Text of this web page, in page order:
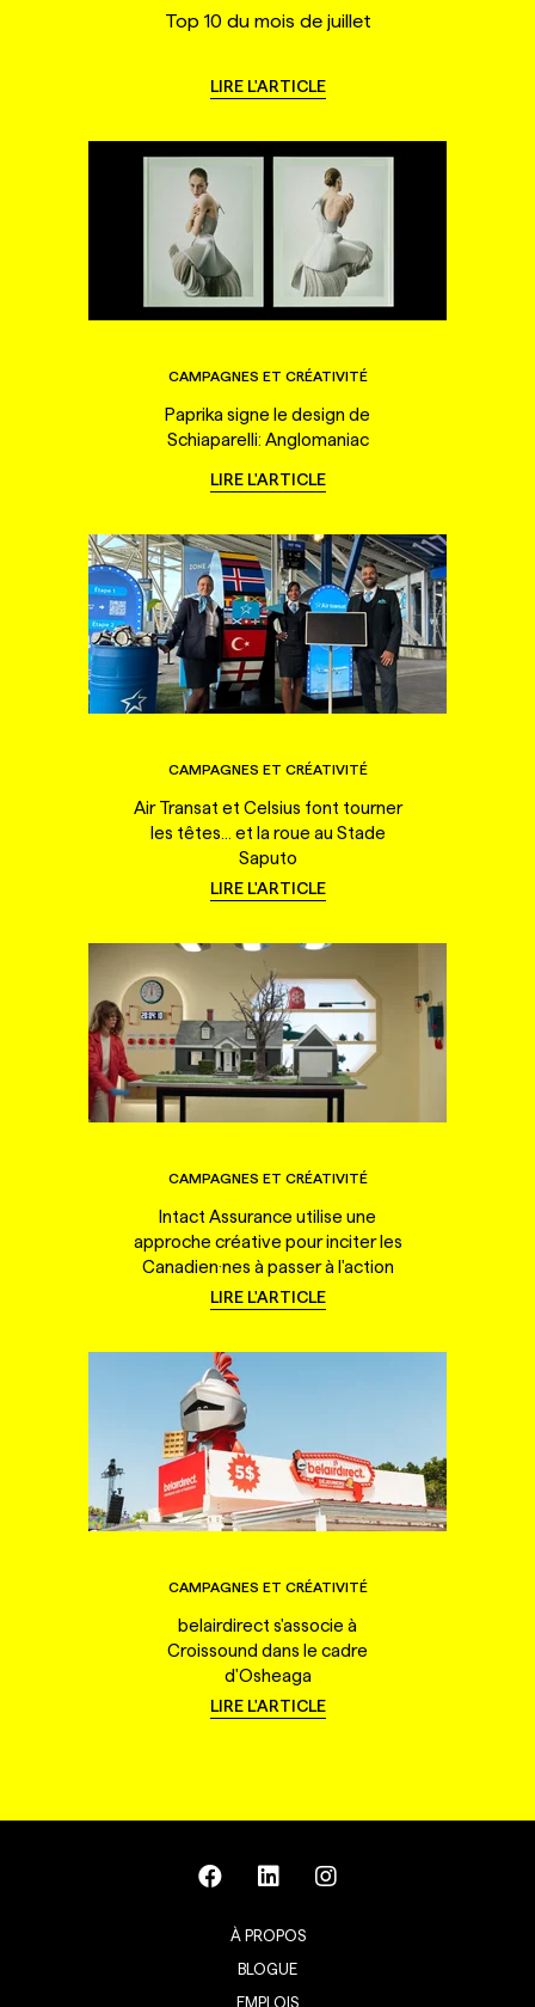
Top 10 du mois de juillet
LIRE L'ARTICLE
CAMPAGNES ET CRÉATIVITÉ
Paprika signe le design de
Schiaparelli: Anglomaniac
LIRE L'ARTICLE
CAMPAGNES ET CRÉATIVITÉ
Air Transat et Celsius font tourner
les têtes... et la roue au Stade
Saputo
LIRE L'ARTICLE
CAMPAGNES ET CRÉATIVITÉ
Intact Assurance utilise une
approche créative pour inciter les
Canadien·nes à passer à l'action
LIRE L'ARTICLE
CAMPAGNES ET CRÉATIVITÉ
belairdirect s'associe à
Croissound dans le cadre
d'Osheaga
LIRE L'ARTICLE
À PROPOS
BLOGUE
EMPLOIS